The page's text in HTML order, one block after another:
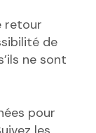
retour
de
ne sont
pour